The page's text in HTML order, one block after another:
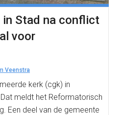
in Stad na conflict
voor
Veenstra
kerk (cgk) in
meldt het Reformatorisch
Een deel van de gemeente